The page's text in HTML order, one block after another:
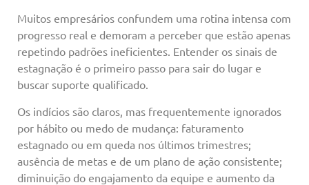
Muitos empresários confundem uma rotina intensa com
progresso real e demoram a perceber que estão apenas
repetindo padrões ineficientes. Entender os sinais de
estagnação é o primeiro passo para sair do lugar e
buscar suporte qualificado.
Os indícios são claros, mas frequentemente ignorados
por hábito ou medo de mudança: faturamento
estagnado ou em queda nos últimos trimestres;
ausência de metas e de um plano de ação consistente;
diminuição do engajamento da equipe e aumento da